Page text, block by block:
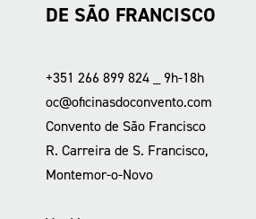
DE SÃO FRANCISCO
+351 266 899 824 _ 9h-18h
oc@oficinasdoconvento.com
Convento de São Francisco
R. Carreira de S. Francisco,
Montemor-o-Novo